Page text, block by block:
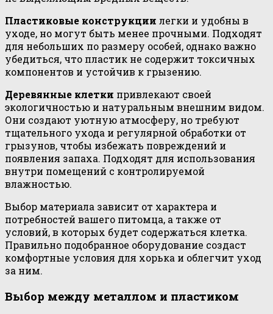
Пластиковые конструкции легки и удобны в
уходе, но могут быть менее прочными. Подходят
для небольших по размеру особей, однако важно
убедиться, что пластик не содержит токсичных
компонентов и устойчив к грызению.
Деревянные клетки привлекают своей
экологичностью и натуральным внешним видом.
Они создают уютную атмосферу, но требуют
тщательного ухода и регулярной обработки от
грызунов, чтобы избежать повреждений и
появления запаха. Подходят для использования
внутри помещений с контролируемой
влажностью.
Выбор материала зависит от характера и
потребностей вашего питомца, а также от
условий, в которых будет содержаться клетка.
Правильно подобранное оборудование создаст
комфортные условия для хорька и облегчит уход
за ним.
Выбор между металлом и пластиком